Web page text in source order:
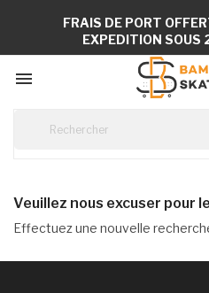
FRAIS DE PORT
EXPEDITION SOUS

Veuillez nous excuser pour
Effectuez une nouvelle